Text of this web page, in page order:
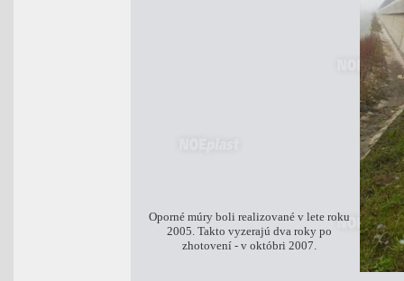
Oporné múry boli realizované v lete roku
2005. Takto vyzerajú dva roky po
zhotovení - v októbri 2007.